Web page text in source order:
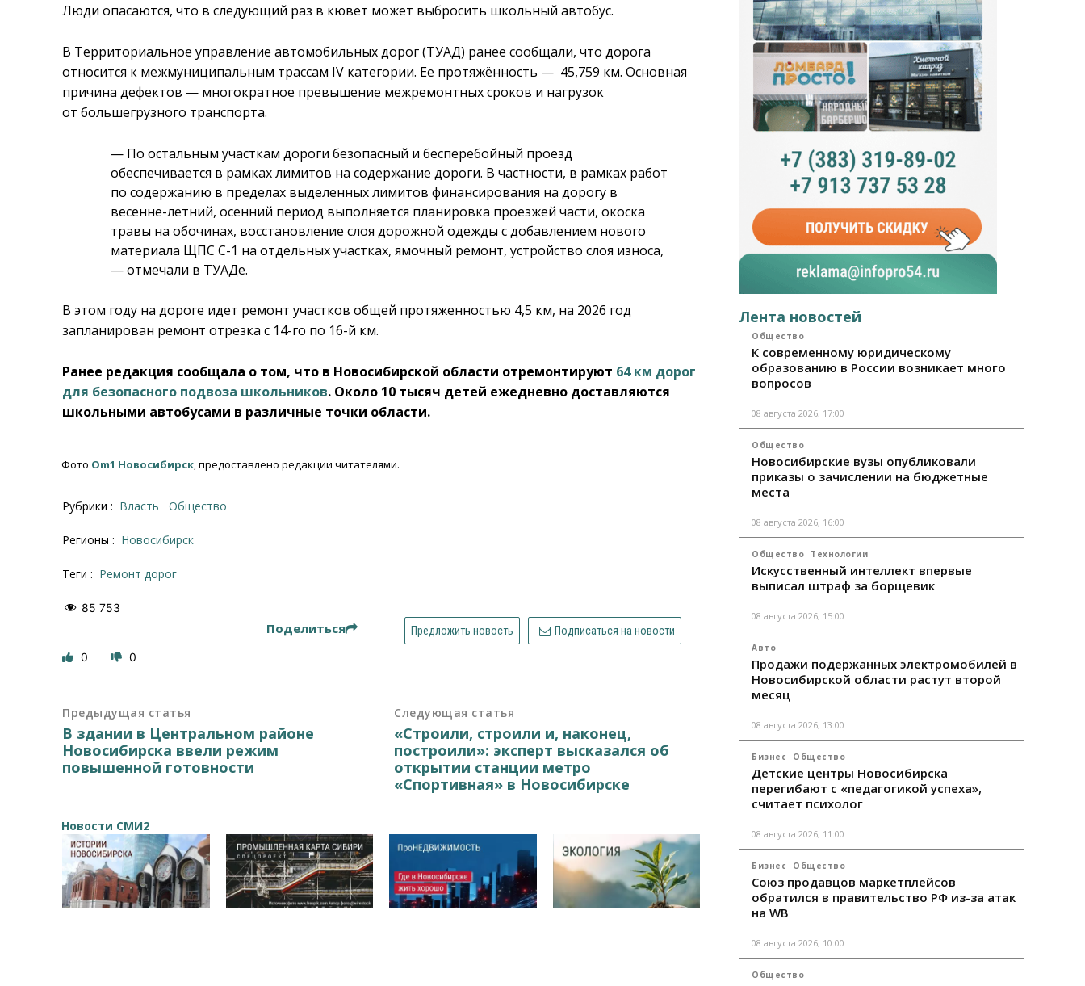
Люди опасаются, что в следующий раз в кювет может выбросить школьный автобус.
В Территориальное управление автомобильных дорог (ТУАД) ранее сообщали, что дорога
относится к межмуниципальным трассам IV категории. Ее протяжённость — 45,759 км. Основная
причина дефектов — многократное превышение межремонтных сроков и нагрузок
от большегрузного транспорта.
— По остальным участкам дороги безопасный и бесперебойный проезд
обеспечивается в рамках лимитов на содержание дороги. В частности, в рамках работ
по содержанию в пределах выделенных лимитов финансирования на дорогу в
весенне-летний, осенний период выполняется планировка проезжей части, окоска
травы на обочинах, восстановление слоя дорожной одежды с добавлением нового
материала ЩПС С-1 на отдельных участках, ямочный ремонт, устройство слоя износа,
— отмечали в ТУАДе.
В этом году на дороге идет ремонт участков общей протяженностью 4,5 км, на 2026 год
запланирован ремонт отрезка с 14-го по 16-й км.
Ранее редакция сообщала о том, что в Новосибирской области отремонтируют 64 км дорог
для безопасного подвоза школьников. Около 10 тысяч детей ежедневно доставляются
школьными автобусами в различные точки области.
Фото Om1 Новосибирск, предоставлено редакции читателями.
Рубрики : Власть Общество
Регионы : Новосибирск
Теги : Ремонт дорог
85 753
Поделиться Предложить новость Подписаться на новости
0 0
Предыдущая статья
В здании в Центральном районе
Новосибирска ввели режим
повышенной готовности
Следующая статья
«Строили, строили и, наконец,
построили»: эксперт высказался об
открытии станции метро
«Спортивная» в Новосибирске
Новости СМИ2
Лента новостей
Общество
К современному юридическому
образованию в России возникает много
вопросов
08 августа 2026, 17:00
Общество
Новосибирские вузы опубликовали
приказы о зачислении на бюджетные
места
08 августа 2026, 16:00
Общество Технологии
Искусственный интеллект впервые
выписал штраф за борщевик
08 августа 2026, 15:00
Авто
Продажи подержанных электромобилей в
Новосибирской области растут второй
месяц
08 августа 2026, 13:00
Бизнес Общество
Детские центры Новосибирска
перегибают с «педагогикой успеха»,
считает психолог
08 августа 2026, 11:00
Бизнес Общество
Союз продавцов маркетплейсов
обратился в правительство РФ из-за атак
на WB
08 августа 2026, 10:00
Общество